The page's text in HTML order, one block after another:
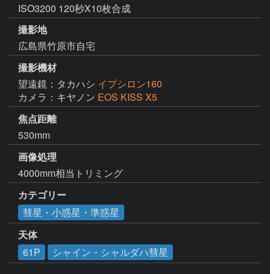
ISO3200 120秒X10枚合成
撮影地
広島県竹原市自宅
撮影機材
望遠鏡：タカハシ イプシロン160
カメラ：キヤノン EOS KISS X5
焦点距離
530mm
画像処理
カテゴリー
彗星・小惑星・準惑星
天体
61P
シャイン・シャルダハ彗星